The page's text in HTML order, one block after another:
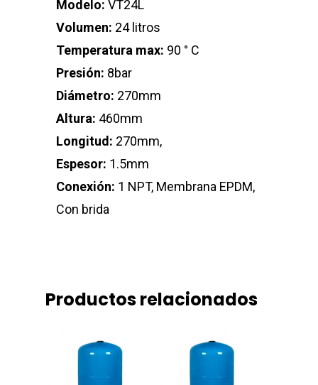
Modelo: VT24L
Volumen: 24 litros
Temperatura max: 90 ° C
Presión: 8bar
Diámetro: 270mm
Altura: 460mm
Longitud: 270mm,
Espesor: 1.5mm
Conexión: 1 NPT, Membrana EPDM,
Con brida
Productos relacionados